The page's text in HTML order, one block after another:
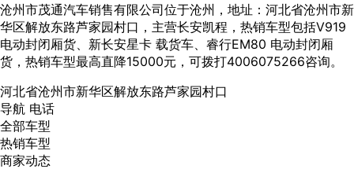
沧州市茂通汽车销售有限公司位于沧州，地址：河北省沧州市新
华区解放东路芦家园村口，主营长安凯程，热销车型包括V919
电动封闭厢货、新长安星卡 载货车、睿行EM80 电动封闭厢
货，热销车型最高直降15000元，可拨打4006075266咨询。
河北省沧州市新华区解放东路芦家园村口
导航 电话
全部车型
热销车型
商家动态